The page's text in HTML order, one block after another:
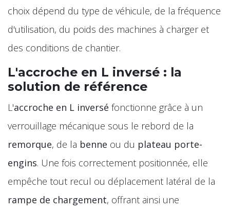
choix dépend du type de véhicule, de la fréquence
d'utilisation, du poids des machines à charger et
des conditions de chantier.
L'accroche en L inversé : la
solution de référence
L'accroche en L inversé fonctionne grâce à un
verrouillage mécanique sous le rebord de la
remorque, de la benne ou du plateau porte-
engins. Une fois correctement positionnée, elle
empêche tout recul ou déplacement latéral de la
rampe de chargement, offrant ainsi une